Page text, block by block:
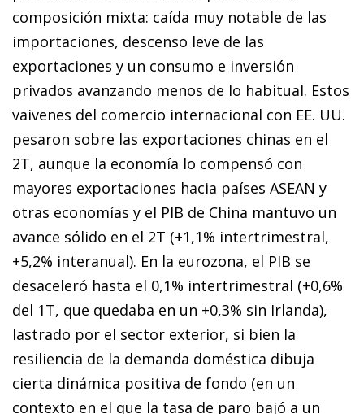
composición mixta: caída muy notable de las
importaciones, descenso leve de las
exportaciones y un consumo e inversión
privados avanzando menos de lo habitual. Estos
vaivenes del comercio internacional con EE. UU.
pesaron sobre las exportaciones chinas en el
2T, aunque la economía lo compensó con
mayores exportaciones hacia países ASEAN y
otras economías y el PIB de China mantuvo un
avance sólido en el 2T (+1,1% intertrimestral,
+5,2% interanual). En la eurozona, el PIB se
desaceleró hasta el 0,1% intertrimestral (+0,6%
del 1T, que quedaba en un +0,3% sin Irlanda),
lastrado por el sector exterior, si bien la
resiliencia de la demanda doméstica dibuja
cierta dinámica positiva de fondo (en un
contexto en el que la tasa de paro bajó a un